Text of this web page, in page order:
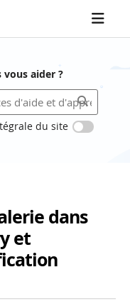
aider ?
du site
dans
et